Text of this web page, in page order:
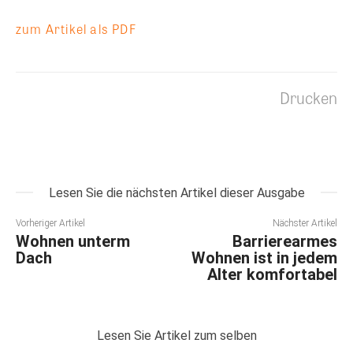
zum Artikel als PDF
Drucken
Lesen Sie die nächsten Artikel dieser Ausgabe
Vorheriger Artikel
Wohnen unterm
Dach
Nächster Artikel
Barrierearmes
Wohnen ist in jedem
Alter komfortabel
Lesen Sie Artikel zum selben